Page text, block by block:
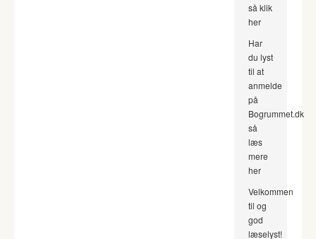
så klik
her
Har
du lyst
til at
anmelde
på
Bogrummet.dk
så
læs
mere
her
Velkommen
til og
god
læselyst!